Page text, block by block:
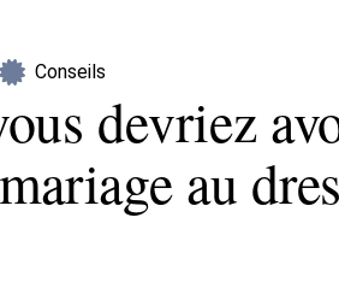
Conseils
devriez
au